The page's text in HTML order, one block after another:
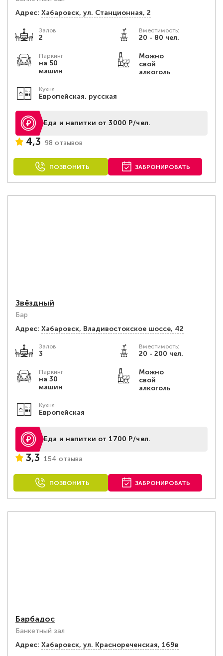
Адрес: Хабаровск, ул. Станционная, 2
Залов
2
Вместимость:
20 - 80 чел.
Паркинг
на 50
машин
Можно
свой
алкоголь
Кухня
Европейская, русская
Еда и напитки от 3000 Р/чел.
4,3 98 отзывов
ПОЗВОНИТЬ ЗАБРОНИРОВАТЬ
Звёздный
Бар
Адрес: Хабаровск, Владивостокское шоссе, 42
Залов
3
Вместимость:
20 - 200 чел.
Паркинг
на 30
машин
Можно
свой
алкоголь
Кухня
Европейская
Еда и напитки от 1700 Р/чел.
3,3 154 отзыва
ПОЗВОНИТЬ ЗАБРОНИРОВАТЬ
Барбадос
Банкетный зал
Адрес: Хабаровск, ул. Краснореченская, 169в